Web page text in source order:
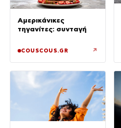
Αμερικάνικες
τηγανίτες: συνταγή
COUSCOUS.GR ↗